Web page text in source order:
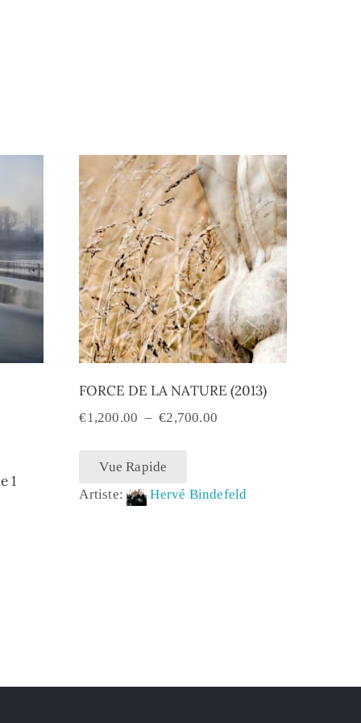
1
FORCE DE LA NATURE (2013)
€1,200.00 – €2,700.00
Vue Rapide
Artiste:
Hervé Bindefeld